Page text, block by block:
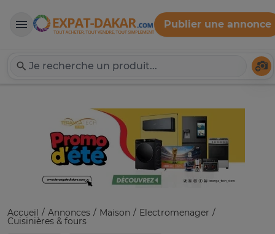
Expat-Dakar
Publier une annonce
Accueil Annonces Maison Electromenager
Cuisinières & fours